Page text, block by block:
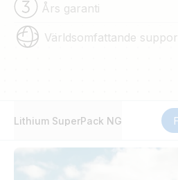
Års garanti
Världsomfattande
Lithium SuperPack NG